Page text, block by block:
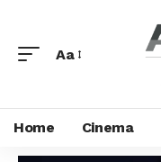
Aa
Home Cinema